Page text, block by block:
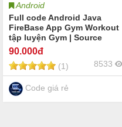
Android
Full code Android Java
FireBase App Gym Workout
tập luyện Gym | Source
code đồ án Android Java
thể thao tập Gym
90.000đ
(1) 8533
Code giá rẻ